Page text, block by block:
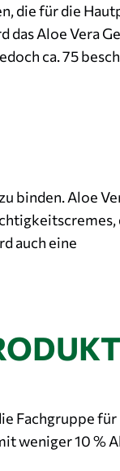
die für die
Aloe Vera
ca. 75
binden. Aloe
auch eine
Fachgruppe
weniger 10 %